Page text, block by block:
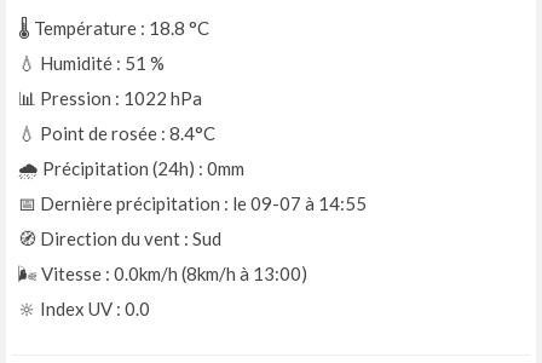
🌡️ Température : 18.8 °C
💧 Humidité : 51 %
📊 Pression : 1022 hPa
💧 Point de rosée : 8.4°C
🌧️ Précipitation (24h) : 0mm
📅 Dernière précipitation : le 09-07 à 14:55
🧭 Direction du vent : Sud
🌬️ Vitesse : 0.0km/h (8km/h à 13:00)
🔆 Index UV : 0.0